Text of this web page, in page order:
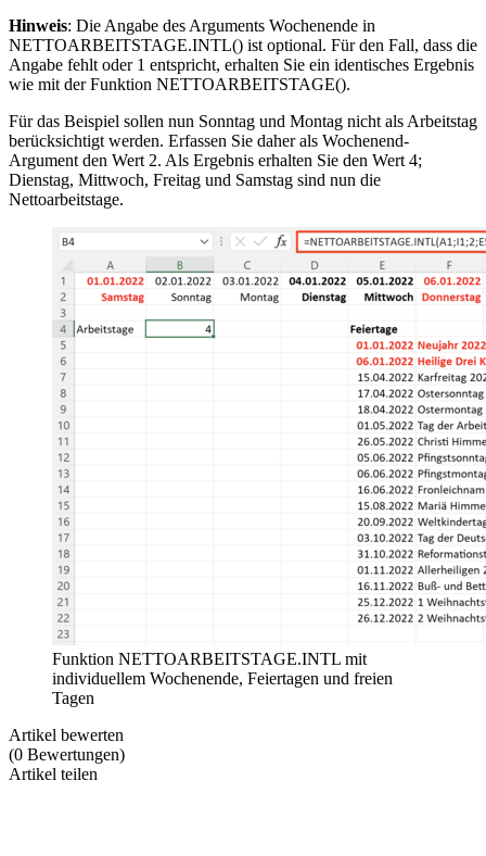
Hinweis: Die Angabe des Arguments Wochenende in
NETTOARBEITSTAGE.INTL() ist optional. Für den Fall, dass die
Angabe fehlt oder 1 entspricht, erhalten Sie ein identisches Ergebnis
wie mit der Funktion NETTOARBEITSTAGE().
Für das Beispiel sollen nun Sonntag und Montag nicht als Arbeitstag
berücksichtigt werden. Erfassen Sie daher als Wochenend-
Argument den Wert 2. Als Ergebnis erhalten Sie den Wert 4;
Dienstag, Mittwoch, Freitag und Samstag sind nun die
Nettoarbeitstage.
Funktion NETTOARBEITSTAGE.INTL mit
individuellem Wochenende, Feiertagen und freien
Tagen
Artikel bewerten
(0 Bewertungen)
Artikel teilen